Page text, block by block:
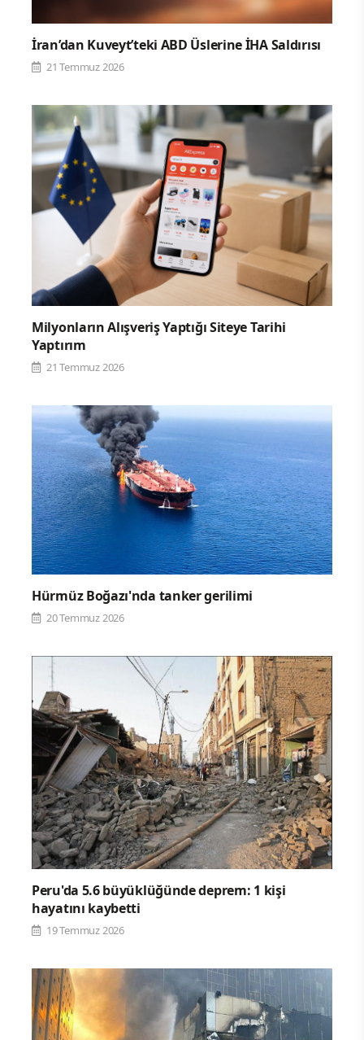
İran’dan Kuveyt’teki ABD Üslerine İHA Saldırısı
21 Temmuz 2026
Milyonların Alışveriş Yaptığı Siteye Tarihi
Yaptırım
21 Temmuz 2026
Hürmüz Boğazı'nda tanker gerilimi
20 Temmuz 2026
Peru'da 5.6 büyüklüğünde deprem: 1 kişi
hayatını kaybetti
19 Temmuz 2026